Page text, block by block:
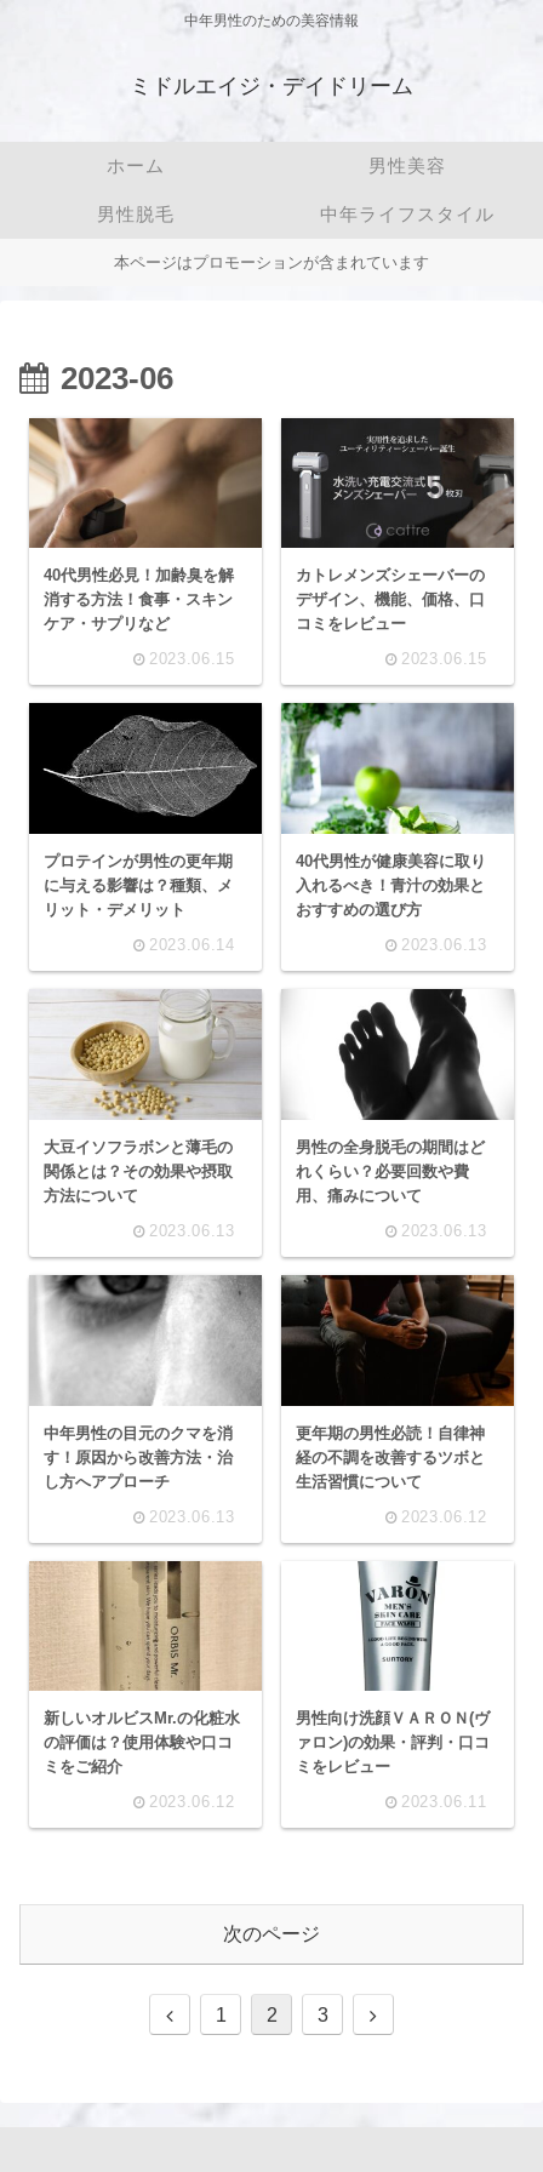
中年男性のための美容情報
ミドルエイジ・デイドリーム
ホーム 男性美容
男性脱毛 中年ライフスタイル
本ページはプロモーションが含まれています
2023-06
40代男性必見！加齢臭を解
消する方法！食事・スキン
ケア・サプリなど
2023.06.15
カトレメンズシェーバーの
デザイン、機能、価格、口
コミをレビュー
2023.06.15
プロテインが男性の更年期
に与える影響は？種類、メ
リット・デメリット
2023.06.14
40代男性が健康美容に取り
入れるべき！青汁の効果と
おすすめの選び方
2023.06.13
大豆イソフラボンと薄毛の
関係とは？その効果や摂取
方法について
2023.06.13
男性の全身脱毛の期間はど
れくらい？必要回数や費
用、痛みについて
2023.06.13
中年男性の目元のクマを消
す！原因から改善方法・治
し方へアプローチ
2023.06.13
更年期の男性必読！自律神
経の不調を改善するツボと
生活習慣について
2023.06.12
新しいオルビスMr.の化粧水
の評価は？使用体験や口コ
ミをご紹介
2023.06.12
男性向け洗顔ＶＡＲＯＮ(ヴ
ァロン)の効果・評判・口コ
ミをレビュー
2023.06.11
次のページ
前
1 2 3
次